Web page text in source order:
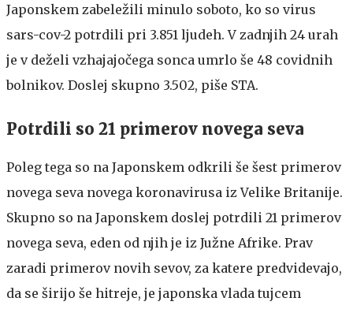
Japonskem zabeležili minulo soboto, ko so virus
sars-cov-2 potrdili pri 3.851 ljudeh. V zadnjih 24 urah
je v deželi vzhajajočega sonca umrlo še 48 covidnih
bolnikov. Doslej skupno 3.502, piše STA.
Potrdili so 21 primerov novega seva
Poleg tega so na Japonskem odkrili še šest primerov
novega seva novega koronavirusa iz Velike Britanije.
Skupno so na Japonskem doslej potrdili 21 primerov
novega seva, eden od njih je iz Južne Afrike. Prav
zaradi primerov novih sevov, za katere predvidevajo,
da se širijo še hitreje, je japonska vlada tujcem